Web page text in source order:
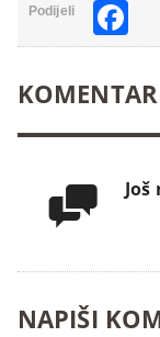
Podijeli

NAPIŠI